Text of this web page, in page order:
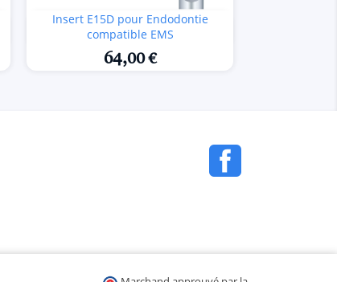
Insert E15D pour Endodontie
compatible EMS
64,00 €
 Aperçu rapide
Facebook